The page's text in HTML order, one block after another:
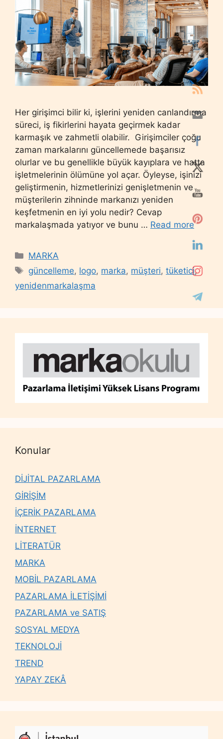
Her girişimci bilir ki, işlerini yeniden canlandırma
süreci, iş fikirlerini hayata geçirmek kadar
karmaşık ve zahmetli olabilir. Girişimciler çoğu
zaman markalarını güncellemede başarısız
olurlar ve bu genellikle büyük kayıplara ve hatta
işletmelerinin ölümüne yol açar. Öyleyse, işinizi
geliştirmenin, hizmetlerinizi genişletmenin ve
müşterilerin zihninde markanızı yeniden
keşfetmenin en iyi yolu nedir? Cevap
markalaşmada yatıyor ve bunu … Read more
Categories
MARKA
Tags
güncelleme, logo, marka, müşteri,tüketici,
yenidenmarkalaşma
Konular
DİJİTAL PAZARLAMA
GİRİŞİM
İÇERİK PAZARLAMA
İNTERNET
LİTERATÜR
MARKA
MOBİL PAZARLAMA
PAZARLAMA İLETİŞİMİ
PAZARLAMA ve SATIŞ
SOSYAL MEDYA
TEKNOLOJİ
TREND
YAPAY ZEKÂ